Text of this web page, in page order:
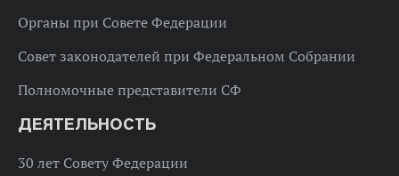
Органы при Совете Федерации
Совет законодателей при Федеральном Собрании
Полномочные представители СФ
ДЕЯТЕЛЬНОСТЬ
30 лет Совету Федерации